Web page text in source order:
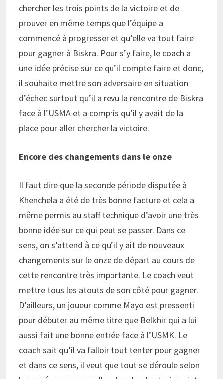
chercher les trois points de la victoire et de
prouver en même temps que l’équipe a
commencé à progresser et qu’elle va tout faire
pour gagner à Biskra. Pour s’y faire, le coach a
une idée précise sur ce qu’il compte faire et donc,
il souhaite mettre son adversaire en situation
d’échec surtout qu’il a revu la rencontre de Biskra
face à l’USMA et a compris qu’il y avait de la
place pour aller chercher la victoire.
Encore des changements dans le onze
Il faut dire que la seconde période disputée à
Khenchela a été de très bonne facture et cela a
même permis au staff technique d’avoir une très
bonne idée sur ce qui peut se passer. Dans ce
sens, on s’attend à ce qu’il y ait de nouveaux
changements sur le onze de départ au cours de
cette rencontre très importante. Le coach veut
mettre tous les atouts de son côté pour gagner.
D’ailleurs, un joueur comme Mayo est pressenti
pour débuter au même titre que Belkhir qui a lui
aussi fait une bonne entrée face à l’USMK. Le
coach sait qu’il va falloir tout tenter pour gagner
et dans ce sens, il veut que tout se déroule selon